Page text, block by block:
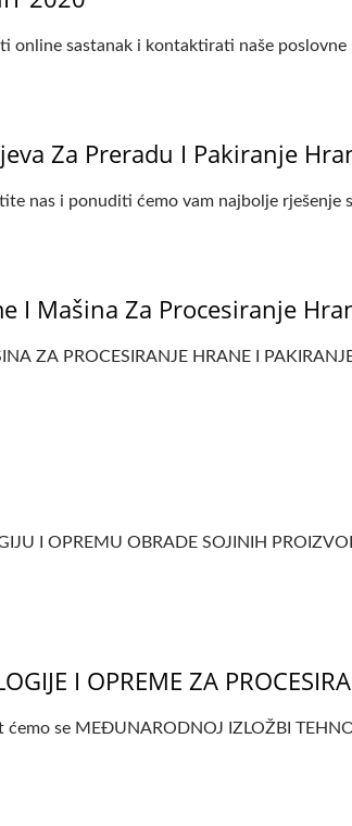
sastanak i kontaktirati naše
Za Preradu I Pakiranje
nas i ponuditi ćemo vam najbolje
I Mašina Za Procesiranje
ZA PROCESIRANJE HRANE I
I OPREMU OBRADE SOJINIH
I OPREME ZA
se MEĐUNARODNOJ IZLOŽBI